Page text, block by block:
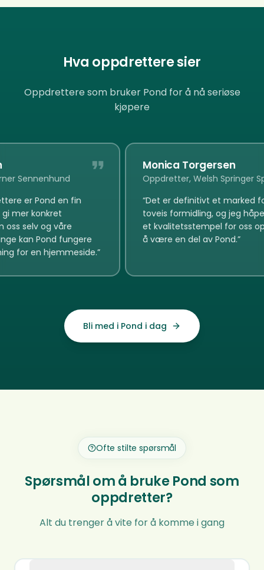
Hva oppdrettere sier
Oppdrettere som bruker Pond for å nå seriøse
kjøpere
er Pond en fin
konkret
selv og våre
Pond fungere
en hjemmeside.”
Monica Torgersen
Oppdretter, Welsh Springer
Det er definitivt et marked for
toveis formidling, og jeg håper
et kvalitetsstempel for oss
å være en del av Pond.”
Bli med i Pond i dag
Ofte stilte spørsmål
Spørsmål om å bruke Pond som
oppdretter?
Alt du trenger å vite for å komme i gang